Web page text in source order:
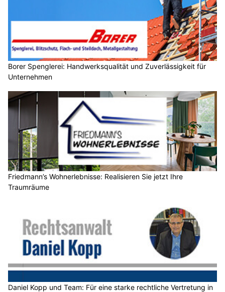
Borer Spenglerei: Handwerksqualität und Zuverlässigkeit für
Unternehmen
Friedmann’s Wohnerlebnisse: Realisieren Sie jetzt Ihre
Traumräume
Daniel Kopp und Team: Für eine starke rechtliche Vertretung in